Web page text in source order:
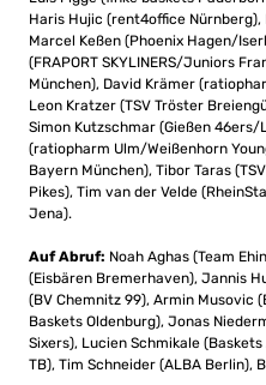
Haris Hujic (rent4office
Marcel Keßen (Phoenix Hagen/
(FRAPORT SKYLINERS/Juniors
München), David Krämer
Leon Kratzer (TSV Tröster
Simon Kutzschmar (Gießen
(ratiopharm Ulm/Weißenhorn
Bayern München), Tibor Taras
Pikes), Tim van der Velde
Jena).
Auf Abruf: Noah Aghas (Team
(Eisbären Bremerhaven), Jannis
(BV Chemnitz 99), Armin Musovic
Baskets Oldenburg), Jonas
Sixers), Lucien Schmikale
TB), Tim Schneider (ALBA Berlin),